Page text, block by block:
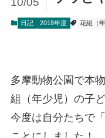
日記 2018年度 花組（年
多摩動物公園で本
組（年少児）の子ど
今度は自分たちで